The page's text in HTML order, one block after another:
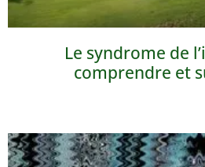
Le syndrome de
comprendre et